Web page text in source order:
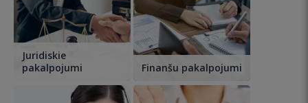
Juridiskie
pakalpojumi
Finanšu pakalpojumi